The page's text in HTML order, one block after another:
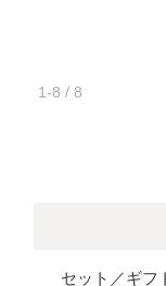
1-8 / 8
セット／ギフ